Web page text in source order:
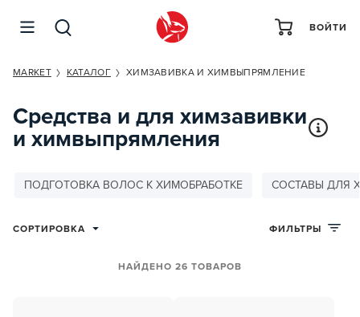
ВОЙТИ
MARKET КАТАЛОГ ХИМЗАВИВКА И ХИМВЫПРЯМЛЕНИЕ
Средства и для химзавивки
и химвыпрямления
ПОДГОТОВКА ВОЛОС К ХИМОБРАБОТКЕ СОСТАВЫ ДЛЯ
СОРТИРОВКА
НАЙДЕНО 26 ТОВАРОВ
ФИЛЬТРЫ